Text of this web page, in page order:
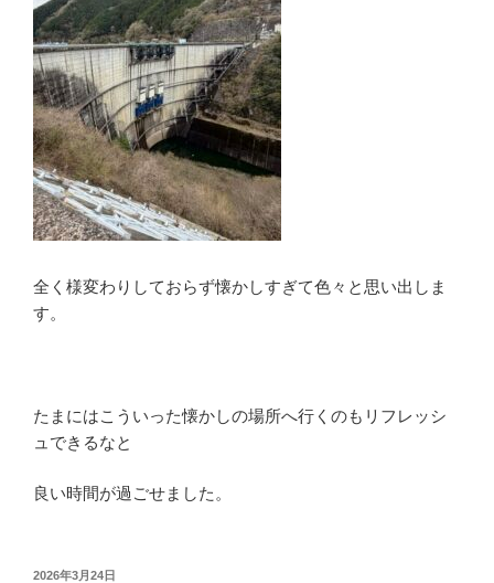
全く様変わりしておらず懐かしすぎて色々と思い出しま
す。
たまにはこういった懐かしの場所へ行くのもリフレッシ
ュできるなと
良い時間が過ごせました。
投
2026年3月24日